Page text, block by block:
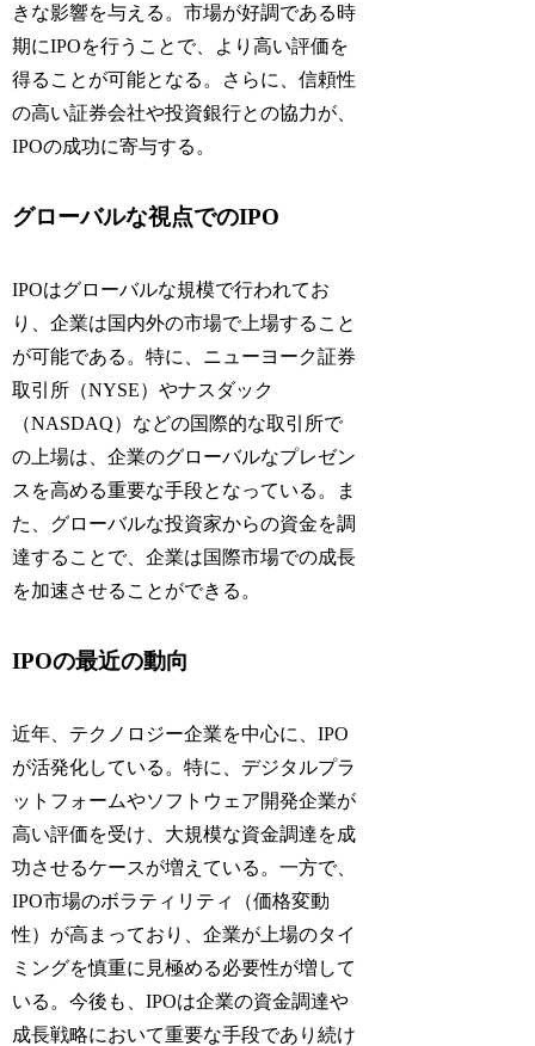
きな影響を与える。市場が好調である時
期にIPOを行うことで、より高い評価を
得ることが可能となる。さらに、信頼性
の高い証券会社や投資銀行との協力が、
IPOの成功に寄与する。
グローバルな視点でのIPO
IPOはグローバルな規模で行われてお
り、企業は国内外の市場で上場すること
が可能である。特に、ニューヨーク証券
取引所（NYSE）やナスダック
（NASDAQ）などの国際的な取引所で
の上場は、企業のグローバルなプレゼン
スを高める重要な手段となっている。ま
た、グローバルな投資家からの資金を調
達することで、企業は国際市場での成長
を加速させることができる。
IPOの最近の動向
近年、テクノロジー企業を中心に、IPO
が活発化している。特に、デジタルプラ
ットフォームやソフトウェア開発企業が
高い評価を受け、大規模な資金調達を成
功させるケースが増えている。一方で、
IPO市場のボラティリティ（価格変動
性）が高まっており、企業が上場のタイ
ミングを慎重に見極める必要性が増して
いる。今後も、IPOは企業の資金調達や
成長戦略において重要な手段であり続け